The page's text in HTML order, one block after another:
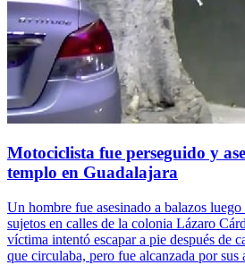
Motociclista fue perseguido y
templo en Guadalajara
Un hombre fue asesinado a balazos
sujetos en calles de la colonia Lázaro
víctima intentó escapar a pie después de
que circulaba, pero fue alcanzada por sus